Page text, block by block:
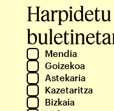
Mendia
Goizekoa
Astekaria
Kazetaritza
Bizkaia